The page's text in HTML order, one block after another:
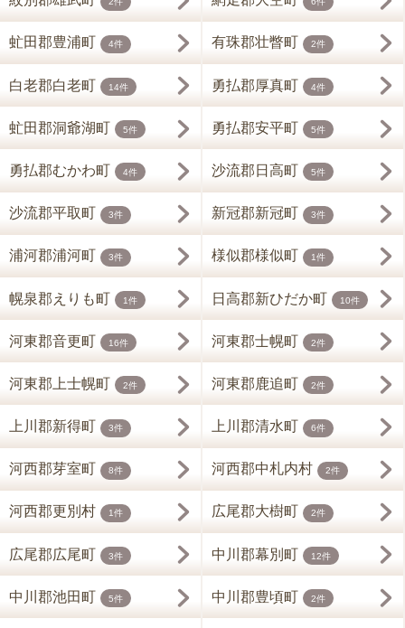
虻田郡豊浦町 4件 有珠郡壮瞥町 2件
白老郡白老町 14件 勇払郡厚真町 4件
虻田郡洞爺湖町 5件 勇払郡安平町 5件
勇払郡むかわ町 4件 沙流郡日高町 5件
沙流郡平取町 3件 新冠郡新冠町 3件
浦河郡浦河町 3件 様似郡様似町 1件
幌泉郡えりも町 1件 日高郡新ひだか町 10件
河東郡音更町 16件 河東郡士幌町 2件
河東郡上士幌町 2件 河東郡鹿追町 2件
上川郡新得町 3件 上川郡清水町 6件
河西郡芽室町 8件 河西郡中札内村 2件
河西郡更別村 1件 広尾郡大樹町 2件
広尾郡広尾町 3件 中川郡幕別町 12件
中川郡池田町 5件 中川郡豊頃町 2件